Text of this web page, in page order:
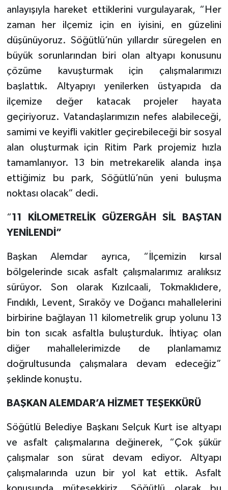
anlayışıyla hareket ettiklerini vurgulayarak, “Her
zaman her ilçemiz için en iyisini, en güzelini
düşünüyoruz. Söğütlü’nün yıllardır süregelen en
büyük sorunlarından biri olan altyapı konusunu
çözüme kavuşturmak için çalışmalarımızı
başlattık. Altyapıyı yenilerken üstyapıda da
ilçemize değer katacak projeler hayata
geçiriyoruz. Vatandaşlarımızın nefes alabileceği,
samimi ve keyifli vakitler geçirebileceği bir sosyal
alan oluşturmak için Ritim Park projemiz hızla
tamamlanıyor. 13 bin metrekarelik alanda inşa
ettiğimiz bu park, Söğütlü’nün yeni buluşma
noktası olacak” dedi.
“11 KİLOMETRELİK GÜZERGÂH SİL BAŞTAN
YENİLENDİ”
Başkan Alemdar ayrıca, “İlçemizin kırsal
bölgelerinde sıcak asfalt çalışmalarımız aralıksız
sürüyor. Son olarak Kızılcaali, Tokmaklıdere,
Fındıklı, Levent, Sıraköy ve Doğancı mahallelerini
birbirine bağlayan 11 kilometrelik grup yolunu 13
bin ton sıcak asfaltla buluşturduk. İhtiyaç olan
diğer mahallelerimizde de planlamamız
doğrultusunda çalışmalara devam edeceğiz”
şeklinde konuştu.
BAŞKAN ALEMDAR’A HİZMET TEŞEKKÜRÜ
Söğütlü Belediye Başkanı Selçuk Kurt ise altyapı
ve asfalt çalışmalarına değinerek, “Çok şükür
çalışmalar son sürat devam ediyor. Altyapı
çalışmalarında uzun bir yol kat ettik. Asfalt